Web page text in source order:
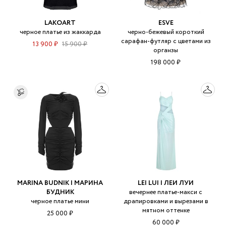
LAKOART
черное платье из жаккарда
13 900 ₽ 15 900 ₽
ESVE
черно-бежевый короткий
сарафан-футляр с цветами из
органзы
198 000 ₽
MARINA BUDNIK | МАРИНА
БУДНИК
черное платье мини
25 000 ₽
LEI LUI | ЛЕИ ЛУИ
вечернее платье-макси с
драпировками и вырезами в
мятном оттенке
60 000 ₽